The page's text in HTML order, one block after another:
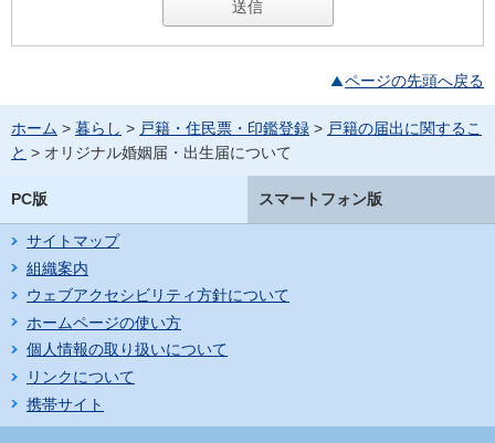
ページの先頭へ戻る
ホーム > 暮らし > 戸籍・住民票・印鑑登録 > 戸籍の届出に関するこ
と > オリジナル婚姻届・出生届について
PC版 スマートフォン版
サイトマップ
組織案内
ウェブアクセシビリティ方針について
ホームページの使い方
個人情報の取り扱いについて
リンクについて
携帯サイト